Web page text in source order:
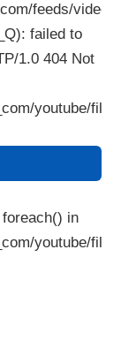
feeds/
failed to
1.0 404 Not
youtube/
in
youtube/